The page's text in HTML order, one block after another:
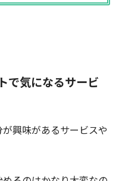
で気になるサービ
興味があるサービスや